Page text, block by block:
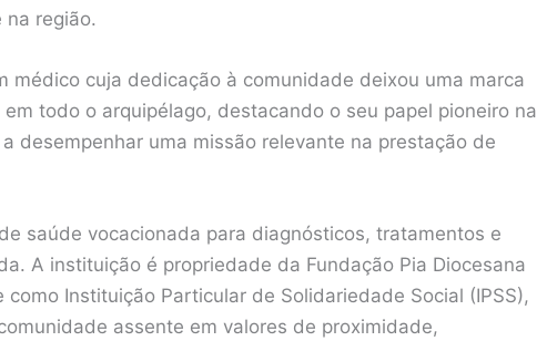
na região.
médico cuja dedicação à comunidade deixou uma marca
todo o arquipélago, destacando o seu papel pioneiro na
desempenhar uma missão relevante na prestação de
saúde vocacionada para diagnósticos, tratamentos e
A instituição é propriedade da Fundação Pia Diocesana
Instituição Particular de Solidariedade Social (IPSS),
assente em valores de proximidade,